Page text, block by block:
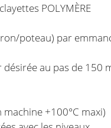
POLYMÈRE
poteau) par
au pas de 150
+100°C maxi)